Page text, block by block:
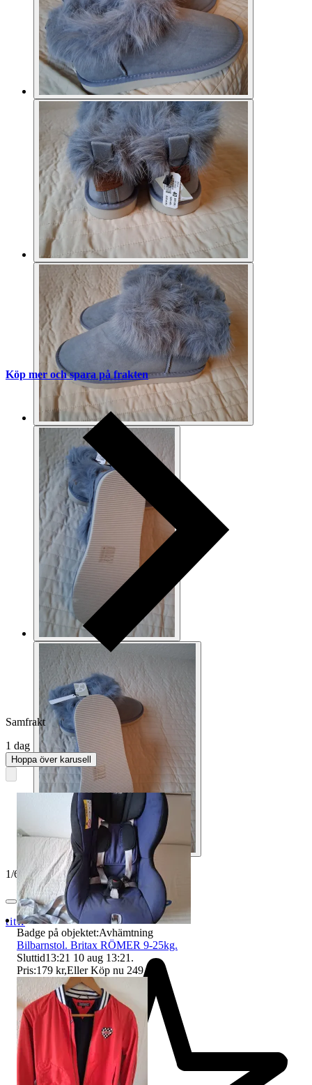
1/6
titil
Köp mer och spara på frakten
Samfrakt
1 dag
Hoppa över karusell
Badge på objektet:Avhämtning
Bilbarnstol. Britax RÖMER 9-25kg.
Sluttid13:21 10 aug 13:21 .
Pris:179 kr,Eller Köp nu 249 kr